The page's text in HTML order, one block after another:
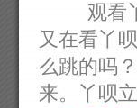
观看丫
又在看丫
么跳的吗
来。丫呗